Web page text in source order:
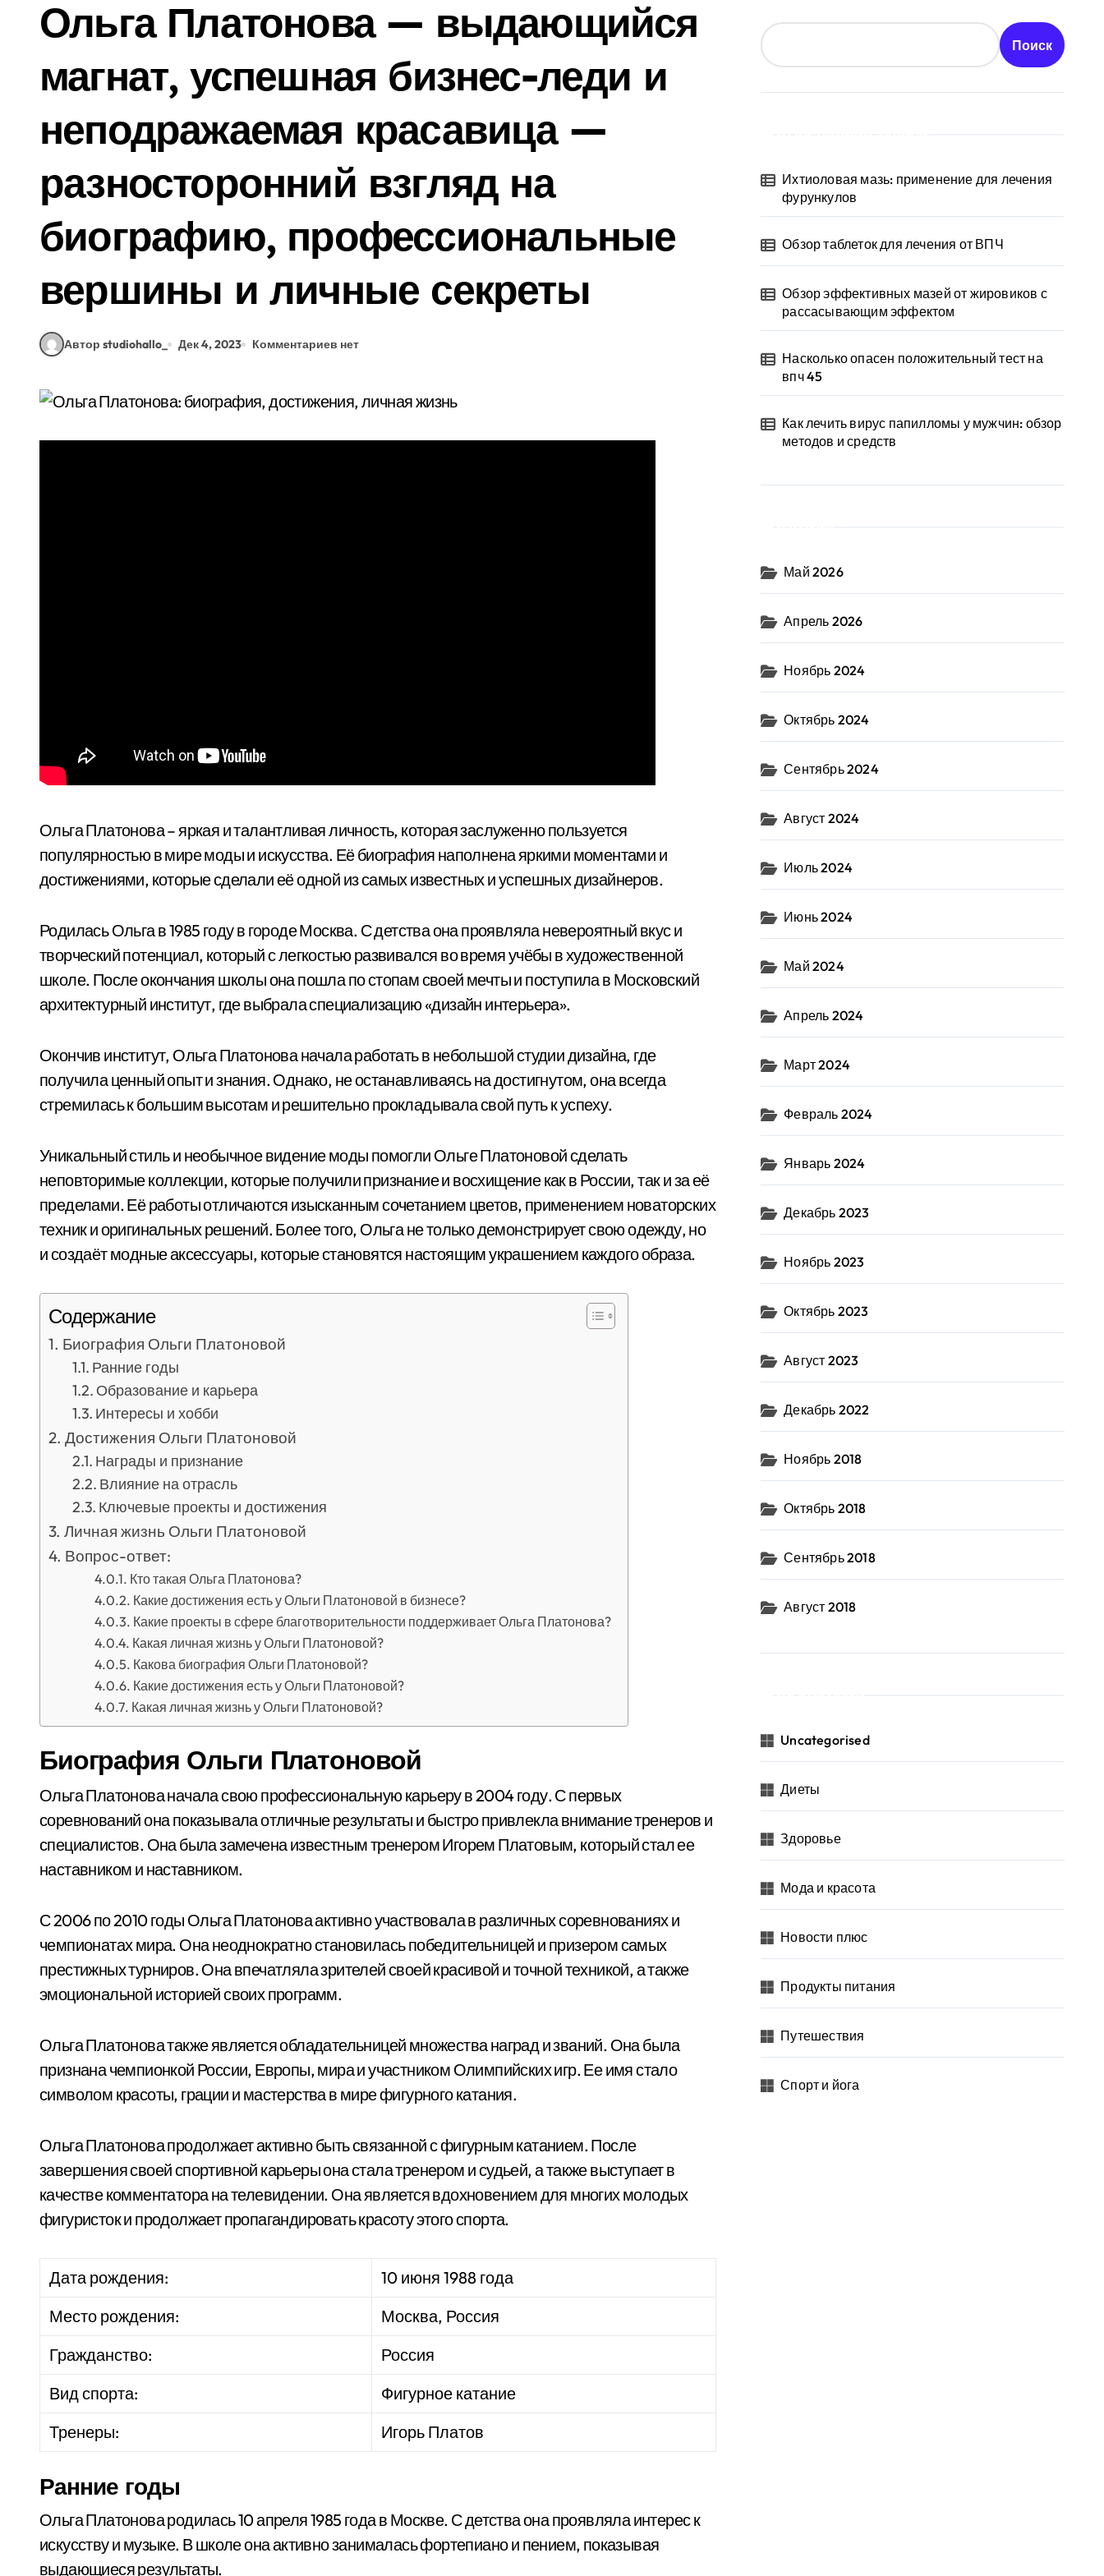
Ольга Платонова — выдающийся
магнат, успешная бизнес-леди и
неподражаемая красавица —
разносторонний взгляд на
биографию, профессиональные
вершины и личные секреты
Автор studiohallo_ Дек 4, 2023 Комментариев нет
Ольга Платонова – яркая и талантливая личность, которая заслуженно пользуется
популярностью в мире моды и искусства. Её биография наполнена яркими моментами и
достижениями, которые сделали её одной из самых известных и успешных дизайнеров.
Родилась Ольга в 1985 году в городе Москва. С детства она проявляла невероятный вкус и
творческий потенциал, который с легкостью развивался во время учёбы в художественной
школе. После окончания школы она пошла по стопам своей мечты и поступила в Московский
архитектурный институт, где выбрала специализацию «дизайн интерьера».
Окончив институт, Ольга Платонова начала работать в небольшой студии дизайна, где
получила ценный опыт и знания. Однако, не останавливаясь на достигнутом, она всегда
стремилась к большим высотам и решительно прокладывала свой путь к успеху.
Уникальный стиль и необычное видение моды помогли Ольге Платоновой сделать
неповторимые коллекции, которые получили признание и восхищение как в России, так и за её
пределами. Её работы отличаются изысканным сочетанием цветов, применением новаторских
техник и оригинальных решений. Более того, Ольга не только демонстрирует свою одежду, но
и создаёт модные аксессуары, которые становятся настоящим украшением каждого образа.
Содержание
Биография Ольги Платоновой
Ранние годы
Образование и карьера
Интересы и хобби
Достижения Ольги Платоновой
Награды и признание
Влияние на отрасль
Ключевые проекты и достижения
Личная жизнь Ольги Платоновой
Вопрос-ответ:
Кто такая Ольга Платонова?
Какие достижения есть у Ольги Платоновой в бизнесе?
Какие проекты в сфере благотворительности поддерживает Ольга Платонова?
Какая личная жизнь у Ольги Платоновой?
Какова биография Ольги Платоновой?
Какие достижения есть у Ольги Платоновой?
Какая личная жизнь у Ольги Платоновой?
Биография Ольги Платоновой
Ольга Платонова начала свою профессиональную карьеру в 2004 году. С первых
соревнований она показывала отличные результаты и быстро привлекла внимание тренеров и
специалистов. Она была замечена известным тренером Игорем Платовым, который стал ее
наставником и наставником.
С 2006 по 2010 годы Ольга Платонова активно участвовала в различных соревнованиях и
чемпионатах мира. Она неоднократно становилась победительницей и призером самых
престижных турниров. Она впечатляла зрителей своей красивой и точной техникой, а также
эмоциональной историей своих программ.
Ольга Платонова также является обладательницей множества наград и званий. Она была
признана чемпионкой России, Европы, мира и участником Олимпийских игр. Ее имя стало
символом красоты, грации и мастерства в мире фигурного катания.
Ольга Платонова продолжает активно быть связанной с фигурным катанием. После
завершения своей спортивной карьеры она стала тренером и судьей, а также выступает в
качестве комментатора на телевидении. Она является вдохновением для многих молодых
фигуристок и продолжает пропагандировать красоту этого спорта.
Дата рождения:
10 июня 1988 года
Место рождения:
Москва, Россия
Гражданство:
Россия
Вид спорта:
Фигурное катание
Тренеры:
Игорь Платов
Ранние годы
Ольга Платонова родилась 10 апреля 1985 года в Москве. С детства она проявляла интерес к
искусству и музыке. В школе она активно занималась фортепиано и пением, показывая
выдающиеся результаты.
Поиск
Ихтиоловая мазь: применение для лечения
фурункулов
Обзор таблеток для лечения от ВПЧ
Обзор эффективных мазей от жировиков с
рассасывающим эффектом
Насколько опасен положительный тест на
впч 45
Как лечить вирус папилломы у мужчин: обзор
методов и средств
Май 2026
Апрель 2026
Ноябрь 2024
Октябрь 2024
Сентябрь 2024
Август 2024
Июль 2024
Июнь 2024
Май 2024
Апрель 2024
Март 2024
Февраль 2024
Январь 2024
Декабрь 2023
Ноябрь 2023
Октябрь 2023
Август 2023
Декабрь 2022
Ноябрь 2018
Октябрь 2018
Сентябрь 2018
Август 2018
Uncategorised
Диеты
Здоровье
Мода и красота
Новости плюс
Продукты питания
Путешествия
Спорт и йога